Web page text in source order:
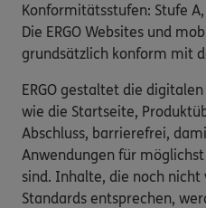
Konformitätsstufen: Stufe
Die ERGO Websites und
grundsätzlich konform mit
ERGO gestaltet die
wie die Startseite,
Abschluss, barrierefrei,
Anwendungen für
sind. Inhalte, die noch nicht
Standards entsprechen,